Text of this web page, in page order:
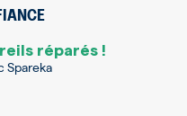
réparés !
Spareka